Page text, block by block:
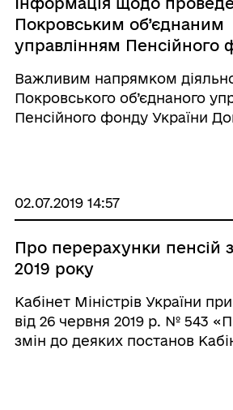
Покровським об’єднаним
управлінням Пенсійного
антикорупційних заходів
квартал 2019 року
Важливим напрямком
Покровського об’єднаного
Пенсійного фонду України
продовжувалась робота ...
02.07.2019 14:57
Про перерахунки пенсій
2019 року
Кабінет Міністрів України
від 26 червня 2019 р. № 543
змін до деяких постанов